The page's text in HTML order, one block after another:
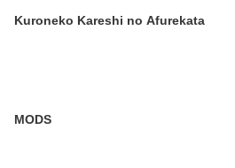
Kuroneko Kareshi no Afurekata
MODS